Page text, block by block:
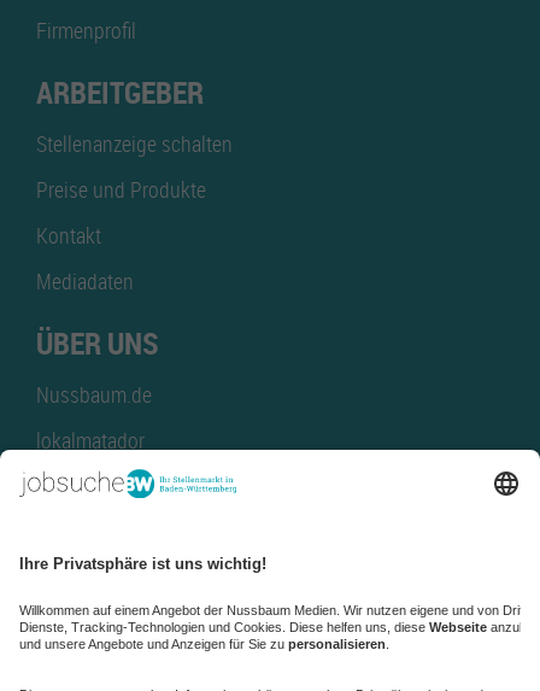
Firmenprofil
ARBEITGEBER
Stellenanzeige schalten
Preise und Produkte
Kontakt
Mediadaten
ÜBER UNS
Nussbaum.de
lokalmatador
kaufinBW
NussbaumID
Nussbaum Medien